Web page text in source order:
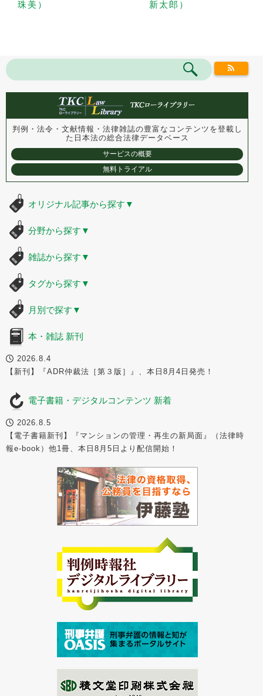
珠美） 新太郎）
判例・法令・文献情報・法律雑誌の豊富なコンテンツを登載し
た 日本法の総合法律データベース
サービスの概要
無料トライアル
オリジナル記事から探す ▼
分野から探す ▼
雑誌から探す ▼
タグから探す ▼
月別で探す ▼
本・雑誌 新刊
2026.8.4
【新刊】『ADR仲裁法［第３版］』、本日8月4日発売！
電子書籍・デジタルコンテンツ 新着
2026.8.5
【電子書籍新刊】『マンションの管理・再生の新局面』（法律時
報e-book）他1冊、本日8月5日より配信開始！